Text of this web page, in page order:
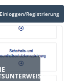
Einloggen/Registrierung